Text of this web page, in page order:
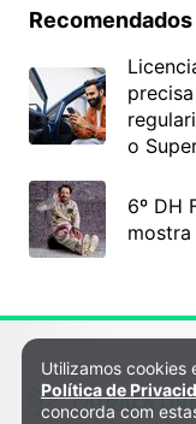
Recomendados
o
6º DH
Política de
Utilizamos cookies
Política de
concorda com